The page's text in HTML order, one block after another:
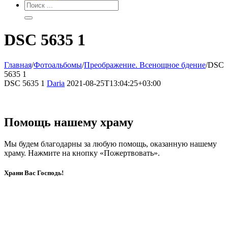
DSC 5635 1
Главная/Фотоальбомы/Преображение. Всенощное бдение/DSC
5635 1
DSC 5635 1 Daria 2021-08-25T13:04:25+03:00
Помощь нашему храму
Мы будем благодарны за любую помощь, оказанную нашему
храму. Нажмите на кнопку «Пожертвовать».
Храни Вас Господь!